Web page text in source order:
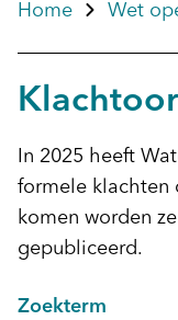
Home Wet
In 2025 heeft
formele klachten
komen worden
gepubliceerd.
Zoekterm